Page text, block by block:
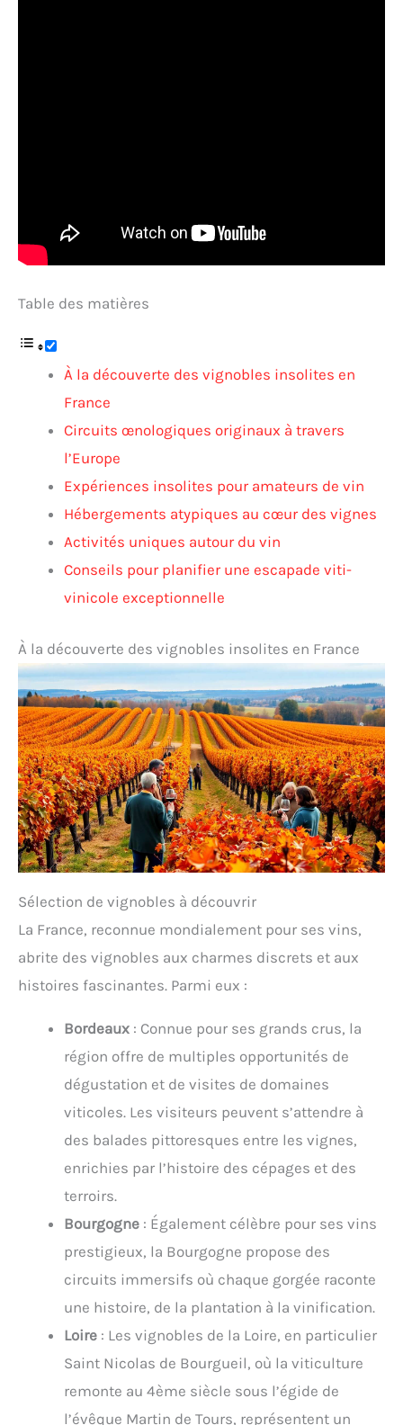
Table des matières
À la découverte des vignobles insolites en
France
Circuits œnologiques originaux à travers
l’Europe
Expériences insolites pour amateurs de vin
Hébergements atypiques au cœur des vignes
Activités uniques autour du vin
Conseils pour planifier une escapade viti-
vinicole exceptionnelle
À la découverte des vignobles insolites en France
Sélection de vignobles à découvrir
La France, reconnue mondialement pour ses vins,
abrite des vignobles aux charmes discrets et aux
histoires fascinantes. Parmi eux :
Bordeaux : Connue pour ses grands crus, la
région offre de multiples opportunités de
dégustation et de visites de domaines
viticoles. Les visiteurs peuvent s’attendre à
des balades pittoresques entre les vignes,
enrichies par l’histoire des cépages et des
terroirs.
Bourgogne : Également célèbre pour ses vins
prestigieux, la Bourgogne propose des
circuits immersifs où chaque gorgée raconte
une histoire, de la plantation à la vinification.
Loire : Les vignobles de la Loire, en particulier
Saint Nicolas de Bourgueil, où la viticulture
remonte au 4ème siècle sous l’égide de
l’évêque Martin de Tours, représentent un